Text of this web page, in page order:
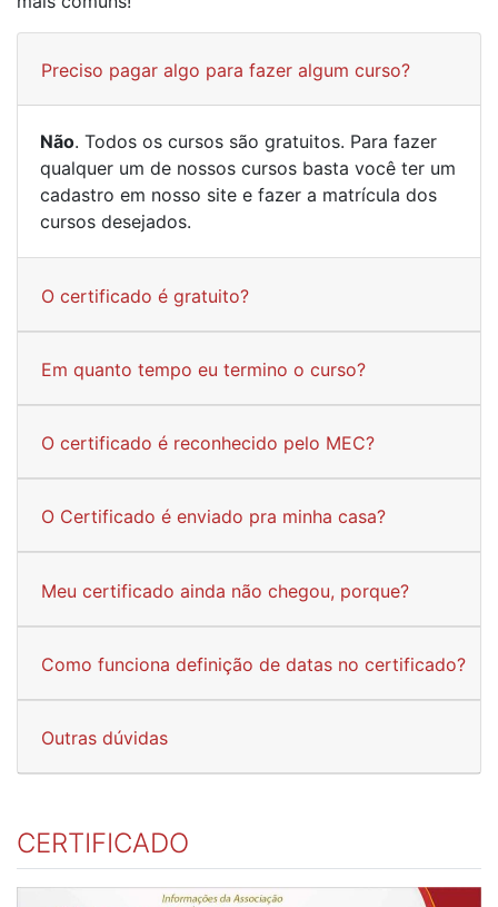
Preciso pagar algo para fazer algum curso?
Não. Todos os cursos são gratuitos. Para fazer
qualquer um de nossos cursos basta você ter um
cadastro em nosso site e fazer a matrícula dos
cursos desejados.
O certificado é gratuito?
Em quanto tempo eu termino o curso?
O certificado é reconhecido pelo MEC?
O Certificado é enviado pra minha casa?
Meu certificado ainda não chegou, porque?
Como funciona definição de datas no certificado?
Outras dúvidas
CERTIFICADO